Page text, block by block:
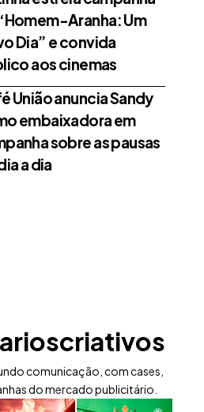
Aranha: Um
Dia” e convida
aos cinemas
União anuncia Sandy
embaixadora em
sobre as pausas
a dia
comunicação, com cases,
do mercado publicitário.